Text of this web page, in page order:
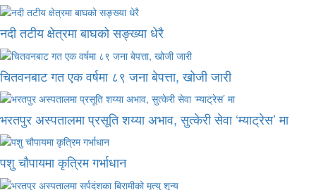
नदी तटीय क्षेत्रमा बाघको सङ्ख्या धेरै
चितवनबाट गत एक वर्षमा ८९ जना बेपत्ता, खोजी जारी
भरतपुर अस्पतालमा प्रसूति शय्या अभाव, सुत्केरी सेवा ‘म्याट्रेस’ मा
पशु चौपायमा कृत्रिम गर्भाधान